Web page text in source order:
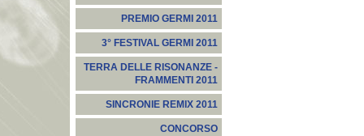
PREMIO GERMI 2011
3° FESTIVAL GERMI 2011
TERRA DELLE RISONANZE -
FRAMMENTI 2011
SINCRONIE REMIX 2011
CONCORSO